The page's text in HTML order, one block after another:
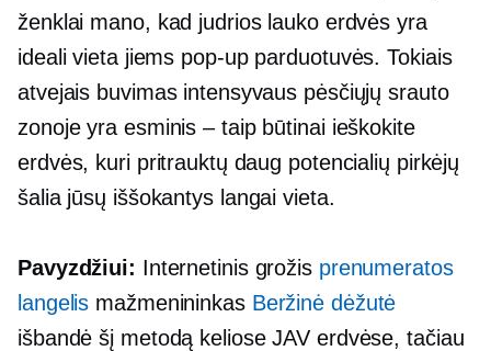
ženklai mano, kad judrios lauko erdvės yra
ideali vieta jiems pop-upparduotuvės. Tokiais
atvejais buvimas intensyvaus pėsčiųjų srauto
zonoje yra esminis – taipbūtinai ieškokite
erdvės, kuri pritrauktų daug potencialių pirkėjų
šalia jūsų iššokantys langai vieta.
Pavyzdžiui: Internetinis grožis prenumeratos
langelis mažmenininkas Beržinė dėžutė
išbandė šį metodą keliose JAV erdvėse, tačiau